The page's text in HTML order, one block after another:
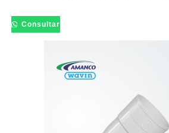
Consultar